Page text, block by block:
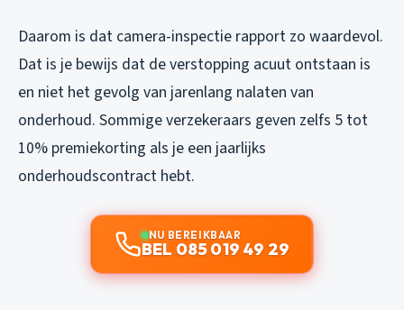
Daarom is dat camera-inspectie rapport zo waardevol.
Dat is je bewijs dat de verstopping acuut ontstaan is
en niet het gevolg van jarenlang nalaten van
onderhoud. Sommige verzekeraars geven zelfs 5 tot
10% premiekorting als je een jaarlijks
onderhoudscontract hebt.
NU BEREIKBAAR
BEL 085 019 49 29